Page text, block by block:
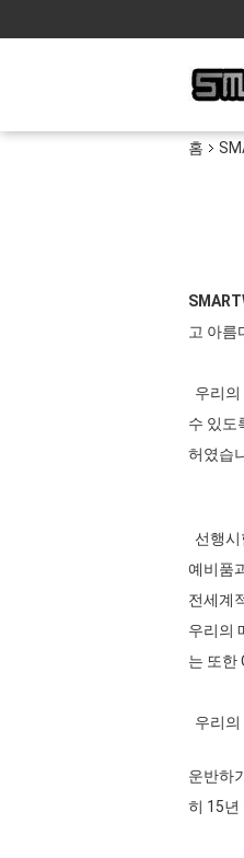
홈
고 아름
우리
수 있도
허였습
선행
예비품
전세계
우리의
는 또한
우리의
운반하
히 15년